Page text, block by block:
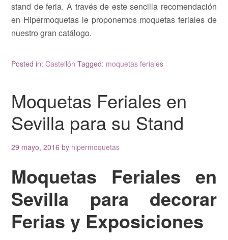
stand de feria. A través de este sencilla recomendación
en Hipermoquetas le proponemos moquetas feriales de
nuestro gran catálogo.
Posted in:Castellón Tagged: moquetas feriales
Moquetas Feriales en
Sevilla para su Stand
29 mayo, 2016 by hipermoquetas
Moquetas Feriales en
Sevilla para decorar
Ferias y Exposiciones